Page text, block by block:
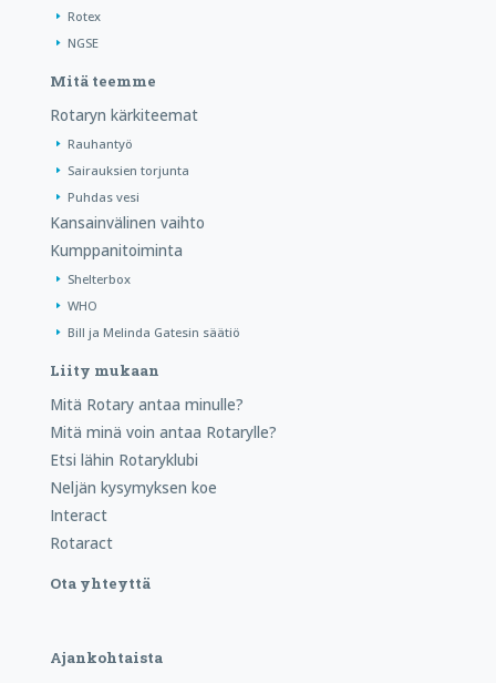
Rotex
NGSE
Mitä teemme
Rotaryn kärkiteemat
Rauhantyö
Sairauksien torjunta
Puhdas vesi
Kansainvälinen vaihto
Kumppanitoiminta
Shelterbox
WHO
Bill ja Melinda Gatesin säätiö
Liity mukaan
Mitä Rotary antaa minulle?
Mitä minä voin antaa Rotarylle?
Etsi lähin Rotaryklubi
Neljän kysymyksen koe
Interact
Rotaract
Ota yhteyttä
Ajankohtaista